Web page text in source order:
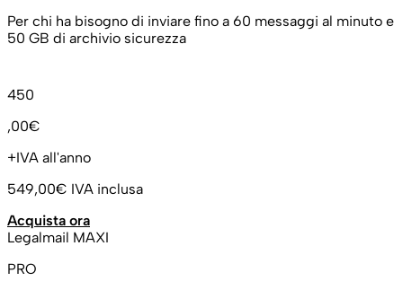
Per chi ha bisogno di inviare fino a 60 messaggi al minuto e
50 GB di archivio sicurezza
450
,00€
+IVA all'anno
549,00€ IVA inclusa
Acquista ora
Legalmail MAXI
PRO